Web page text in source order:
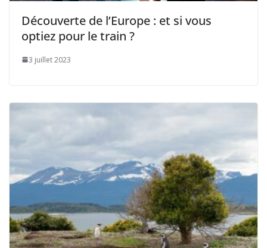
Découverte de l’Europe : et si vous
optiez pour le train ?
3 juillet 2023